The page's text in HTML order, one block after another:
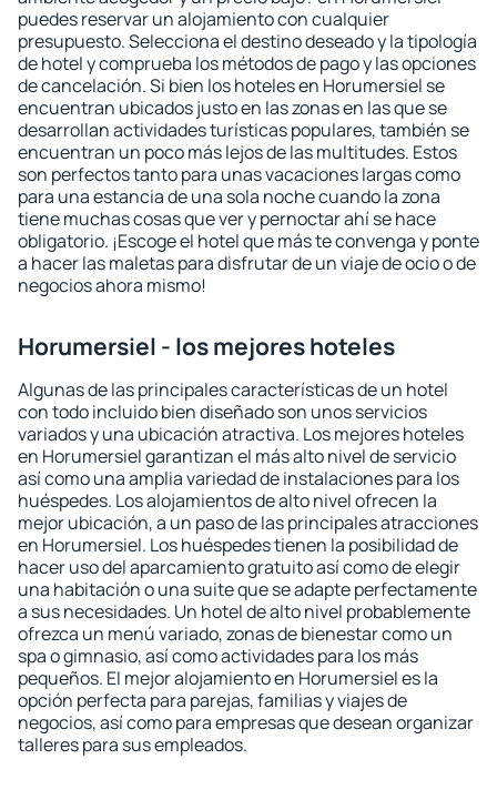
puedes reservar un alojamiento con cualquier
presupuesto. Selecciona el destino deseado y la tipología
de hotel y comprueba los métodos de pago y las opciones
de cancelación. Si bien los hoteles en Horumersiel se
encuentran ubicados justo en las zonas en las que se
desarrollan actividades turísticas populares, también se
encuentran un poco más lejos de las multitudes. Estos
son perfectos tanto para unas vacaciones largas como
para una estancia de una sola noche cuando la zona
tiene muchas cosas que ver y pernoctar ahí se hace
obligatorio. ¡Escoge el hotel que más te convenga y ponte
a hacer las maletas para disfrutar de un viaje de ocio o de
negocios ahora mismo!
Horumersiel - los mejores hoteles
Algunas de las principales características de un hotel
con todo incluido bien diseñado son unos servicios
variados y una ubicación atractiva. Los mejores hoteles
en Horumersiel garantizan el más alto nivel de servicio
así como una amplia variedad de instalaciones para los
huéspedes. Los alojamientos de alto nivel ofrecen la
mejor ubicación, a un paso de las principales atracciones
en Horumersiel. Los huéspedes tienen la posibilidad de
hacer uso del aparcamiento gratuito así como de elegir
una habitación o una suite que se adapte perfectamente
a sus necesidades. Un hotel de alto nivel probablemente
ofrezca un menú variado, zonas de bienestar como un
spa o gimnasio, así como actividades para los más
pequeños. El mejor alojamiento en Horumersiel es la
opción perfecta para parejas, familias y viajes de
negocios, así como para empresas que desean organizar
talleres para sus empleados.